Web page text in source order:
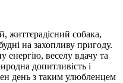
життєрадісний собака,
на захопливу пригоду.
енергію, веселу вдачу та
допитливість і
день з таким улюбленцем